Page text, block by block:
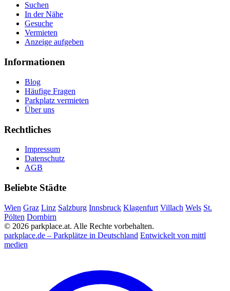
Suchen
In der Nähe
Gesuche
Vermieten
Anzeige aufgeben
Informationen
Blog
Häufige Fragen
Parkplatz vermieten
Über uns
Rechtliches
Impressum
Datenschutz
AGB
Beliebte Städte
Wien Graz Linz Salzburg Innsbruck Klagenfurt Villach Wels St.
Pölten Dornbirn
© 2026 parkplace.at. Alle Rechte vorbehalten.
parkplace.de – Parkplätze in Deutschland Entwickelt von mittl
medien